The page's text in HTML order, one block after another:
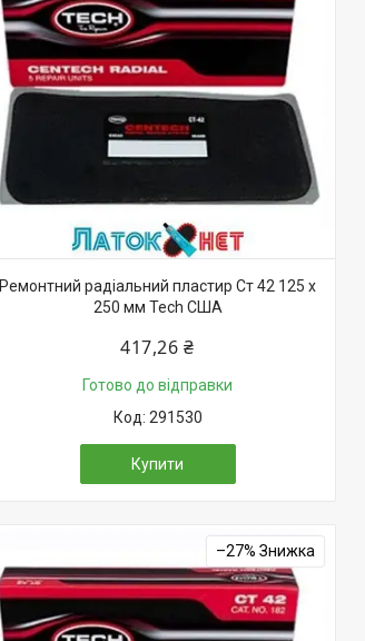
Ремонтний радіальний пластир Ст 42 125 х
250 мм Tech США
417,26 ₴
Готово до відправки
291530
Купити
–27%